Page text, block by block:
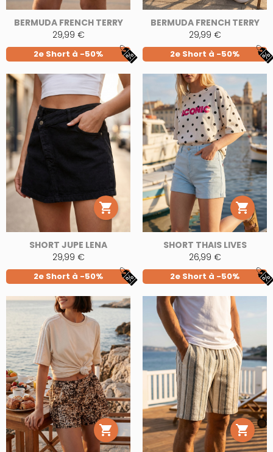
BERMUDA FRENCH TERRY
29,99 €
2e Short à -50%
BERMUDA FRENCH TERRY
29,99 €
2e Short à -50%

SHORT JUPE LENA
29,99 €
2e Short à -50%

SHORT THAIS LIVES
26,99 €
2e Short à -50%
 